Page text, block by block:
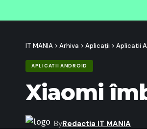
IT MANIA > Arhiva > Aplicații > Aplicatii
APLICATII ANDROID
Xiaomi
ByRedactia IT MANIA